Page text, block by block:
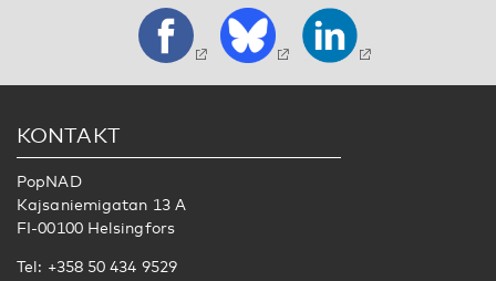
KONTAKT
PopNAD
Kajsaniemigatan 13 A
FI-00100 Helsingfors
Tel: +358 50 434 9529